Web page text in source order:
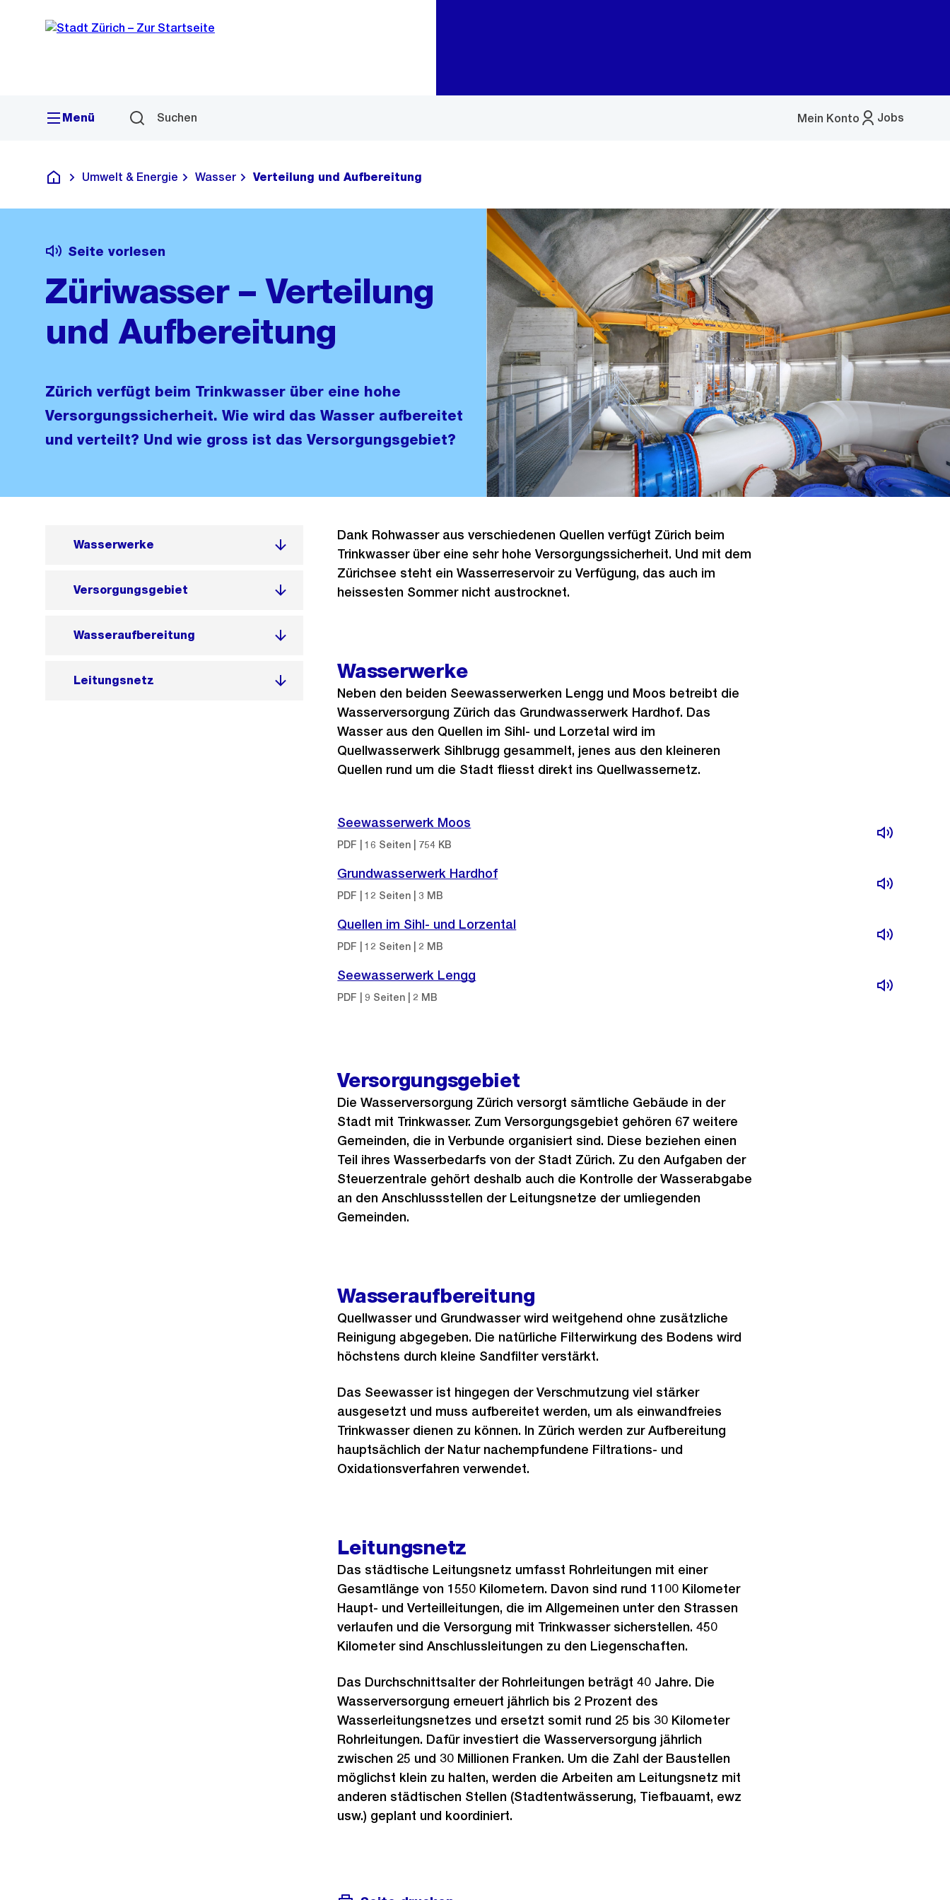
Navigation
Sprunglink
Menü Suchen Jobs
Mein Konto
Menü
Deutsch
Umwelt & Energie Wasser Verteilung und Aufbereitung
Seite vorlesen
Züriwasser – Verteilung
und Aufbereitung
Zürich verfügt beim Trinkwasser über eine hohe
Versorgungssicherheit. Wie wird das Wasser aufbereitet
und verteilt? Und wie gross ist das Versorgungsgebiet?
Wasserwerke
Versorgungsgebiet
Wasseraufbereitung
Leitungsnetz
Dank Rohwasser aus verschiedenen Quellen verfügt Zürich beim
Trinkwasser über eine sehr hohe Versorgungssicherheit. Und mit dem
Zürichsee steht ein Wasserreservoir zu Verfügung, das auch im
heissesten Sommer nicht austrocknet.
Wasserwerke
Neben den beiden Seewasserwerken Lengg und Moos betreibt die
Wasserversorgung Zürich das Grundwasserwerk Hardhof. Das
Wasser aus den Quellen im Sihl- und Lorzetal wird im
Quellwasserwerk Sihlbrugg gesammelt, jenes aus den kleineren
Quellen rund um die Stadt fliesst direkt ins Quellwassernetz.
Seewasserwerk Moos
PDF | 16 Seiten | 754 KB
Grundwasserwerk Hardhof
PDF | 12 Seiten | 3 MB
Quellen im Sihl- und Lorzental
PDF | 12 Seiten | 2 MB
Seewasserwerk Lengg
PDF | 9 Seiten | 2 MB
Versorgungsgebiet
Die Wasserversorgung Zürich versorgt sämtliche Gebäude in der
Stadt mit Trinkwasser. Zum Versorgungsgebiet gehören 67 weitere
Gemeinden, die in Verbunde organisiert sind. Diese beziehen einen
Teil ihres Wasserbedarfs von der Stadt Zürich. Zu den Aufgaben der
Steuerzentrale gehört deshalb auch die Kontrolle der Wasserabgabe
an den Anschlussstellen der Leitungsnetze der umliegenden
Gemeinden.
Wasseraufbereitung
Quellwasser und Grundwasser wird weitgehend ohne zusätzliche
Reinigung abgegeben. Die natürliche Filterwirkung des Bodens wird
höchstens durch kleine Sandfilter verstärkt.
Das Seewasser ist hingegen der Verschmutzung viel stärker
ausgesetzt und muss aufbereitet werden, um als einwandfreies
Trinkwasser dienen zu können. In Zürich werden zur Aufbereitung
hauptsächlich der Natur nachempfundene Filtrations- und
Oxidationsverfahren verwendet.
Leitungsnetz
Das städtische Leitungsnetz umfasst Rohrleitungen mit einer
Gesamtlänge von 1550 Kilometern. Davon sind rund 1100 Kilometer
Haupt- und Verteilleitungen, die im Allgemeinen unter den Strassen
verlaufen und die Versorgung mit Trinkwasser sicherstellen. 450
Kilometer sind Anschlussleitungen zu den Liegenschaften.
Das Durchschnittsalter der Rohrleitungen beträgt 40 Jahre. Die
Wasserversorgung erneuert jährlich bis 2 Prozent des
Wasserleitungsnetzes und ersetzt somit rund 25 bis 30 Kilometer
Rohrleitungen. Dafür investiert die Wasserversorgung jährlich
zwischen 25 und 30 Millionen Franken. Um die Zahl der Baustellen
möglichst klein zu halten, werden die Arbeiten am Leitungsnetz mit
anderen städtischen Stellen (Stadtentwässerung, Tiefbauamt, ewz
usw.) geplant und koordiniert.